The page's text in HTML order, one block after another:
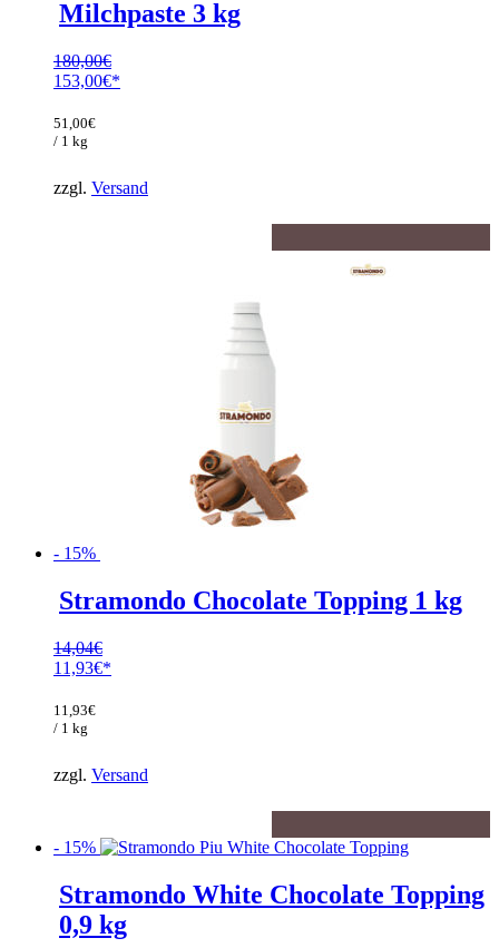
Milchpaste 3 kg
180,00€
Ursprünglicher
war:
180,00€
153,00€
Preis
ist:
51,00€
/ 1 kg
zzgl. Versand
- 15%
Stramondo Chocolate Topping 1 kg
14,04€
Ursprünglicher
war:
14,04€
11,93€
Preis
ist:
11,93€
/ 1 kg
zzgl. Versand
- 15%
Stramondo White Chocolate Topping
0,9 kg